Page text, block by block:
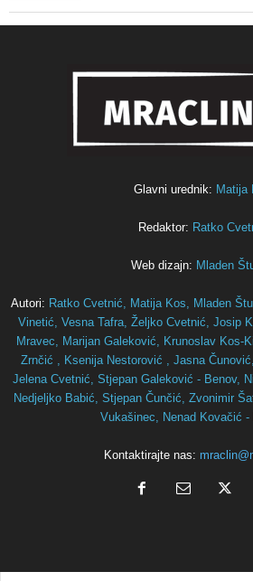
Glavni urednik: Matija
Redaktor: Ratko
Web dizajn: Mladen
Autori: Ratko Cvetnić, Matija Kos, Mladen
Vinetić, Vesna Tafra, Željko Cvetnić, Josip
Mravec, Marijan Galeković, Krunoslav Kos-
Zrnčić , Ksenija Nestorović , Jasna Čunović,
Jelena Cvetnić, Stjepan Galeković - Benov,
Nedjeljko Babić, Stjepan Čunčić, Zvonimir
Vukašinec, Nenad Kovačić
Kontaktirajte nas: